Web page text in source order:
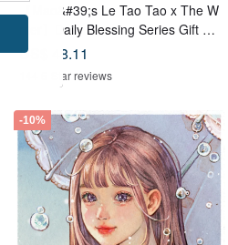
【Mao&#39;s Le Tao Tao x The W
riter】Daily Blessing Series Gift Bo
x Set
US$ 48.11
144 5-Star reviews
-10%